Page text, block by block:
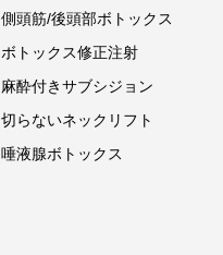
側頭筋/後頭部ボトックス
ボトックス修正注射
麻酔付きサブシジョン
切らないネックリフト
唾液腺ボトックス